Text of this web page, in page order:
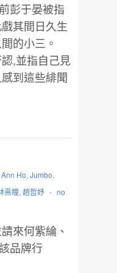
彭于晏被指
其間日久生
的小三。
,並指自己見
到這些緋聞
Ann Ho, Jumbo,
熹瞳, 趙哲妤 - no
來何紫綸、
品牌行